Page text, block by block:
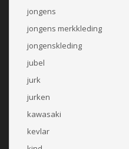
jongens
jongens merkkleding
jongenskleding
jubel
jurk
jurken
kawasaki
kevlar